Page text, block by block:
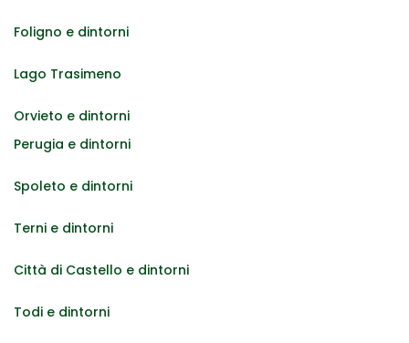
Foligno e dintorni
Lago Trasimeno
Orvieto e dintorni
Perugia e dintorni
Spoleto e dintorni
Terni e dintorni
Città di Castello e dintorni
Todi e dintorni